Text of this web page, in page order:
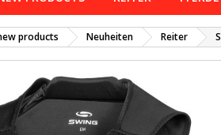
products Neuheiten Reiter